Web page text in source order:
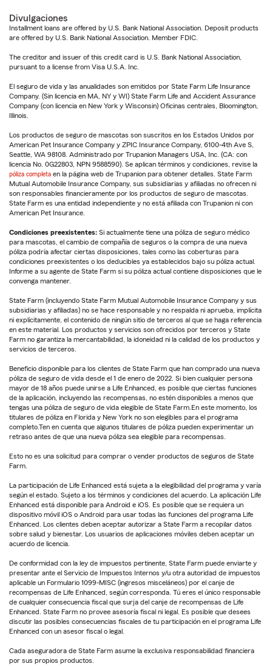
Divulgaciones
Installment loans are offered by U.S. Bank National Association. Deposit products
are offered by U.S. Bank National Association. Member FDIC.
The creditor and issuer of this credit card is U.S. Bank National Association,
pursuant to a license from Visa U.S.A. Inc.
El seguro de vida y las anualidades son emitidos por State Farm Life Insurance
Company. (Sin licencia en MA, NY y WI) State Farm Life and Accident Assurance
Company (con licencia en New York y Wisconsin) Oficinas centrales, Bloomington,
Illinois.
Los productos de seguro de mascotas son suscritos en los Estados Unidos por
American Pet Insurance Company y ZPIC Insurance Company, 6100-4th Ave S,
Seattle, WA 98108. Administrado por Trupanion Managers USA, Inc. (CA: con
licencia No. 0G22803, NPN 9588590). Se aplican términos y condiciones, revise la
póliza completa en la página web de Trupanion para obtener detalles. State Farm
Mutual Automobile Insurance Company, sus subsidiarias y afiliadas no ofrecen ni
son responsables financieramente por los productos de seguro de mascotas.
State Farm es una entidad independiente y no está afiliada con Trupanion ni con
American Pet Insurance.
Condiciones preexistentes: Si actualmente tiene una póliza de seguro médico
para mascotas, el cambio de compañía de seguros o la compra de una nueva
póliza podría afectar ciertas disposiciones, tales como las coberturas para
condiciones preexistentes o los deducibles ya establecidos bajo su póliza actual.
Informe a su agente de State Farm si su póliza actual contiene disposiciones que le
convenga mantener.
State Farm (incluyendo State Farm Mutual Automobile Insurance Company y sus
subsidiarias y afiliadas) no se hace responsable y no respalda ni aprueba, implícita
ni explícitamente, el contenido de ningún sitio de terceros al que se haga referencia
en este material. Los productos y servicios son ofrecidos por terceros y State
Farm no garantiza la mercantabilidad, la idoneidad ni la calidad de los productos y
servicios de terceros.
Beneficio disponible para los clientes de State Farm que han comprado una nueva
póliza de seguro de vida desde el 1 de enero de 2022. Si bien cualquier persona
mayor de 18 años puede unirse a Life Enhanced, es posible que ciertas funciones
de la aplicación, incluyendo las recompensas, no estén disponibles a menos que
tengas una póliza de seguro de vida elegible de State Farm.En este momento, los
titulares de póliza en Florida y New York no son elegibles para el programa
completo.Ten en cuenta que algunos titulares de póliza pueden experimentar un
retraso antes de que una nueva póliza sea elegible para recompensas.
Esto no es una solicitud para comprar o vender productos de seguros de State
Farm.
La participación de Life Enhanced está sujeta a la elegibilidad del programa y varía
según el estado. Sujeto a los términos y condiciones del acuerdo. La aplicación Life
Enhanced está disponible para Android e iOS. Es posible que se requiera un
dispositivo móvil iOS o Android para usar todas las funciones del programa Life
Enhanced. Los clientes deben aceptar autorizar a State Farm a recopilar datos
sobre salud y bienestar. Los usuarios de aplicaciones móviles deben aceptar un
acuerdo de licencia.
De conformidad con la ley de impuestos pertinente, State Farm puede enviarte y
presentar ante el Servicio de Impuestos Internos y/u otra autoridad de impuestos
aplicable un Formulario 1099-MISC (ingresos misceláneos) por el canje de
recompensas de Life Enhanced, según corresponda. Tú eres el único responsable
de cualquier consecuencia fiscal que surja del canje de recompensas de Life
Enhanced. State Farm no provee asesoría fiscal ni legal. Es posible que desees
discutir las posibles consecuencias fiscales de tu participación en el programa Life
Enhanced con un asesor fiscal o legal.
Cada aseguradora de State Farm asume la exclusiva responsabilidad financiera
por sus propios productos.